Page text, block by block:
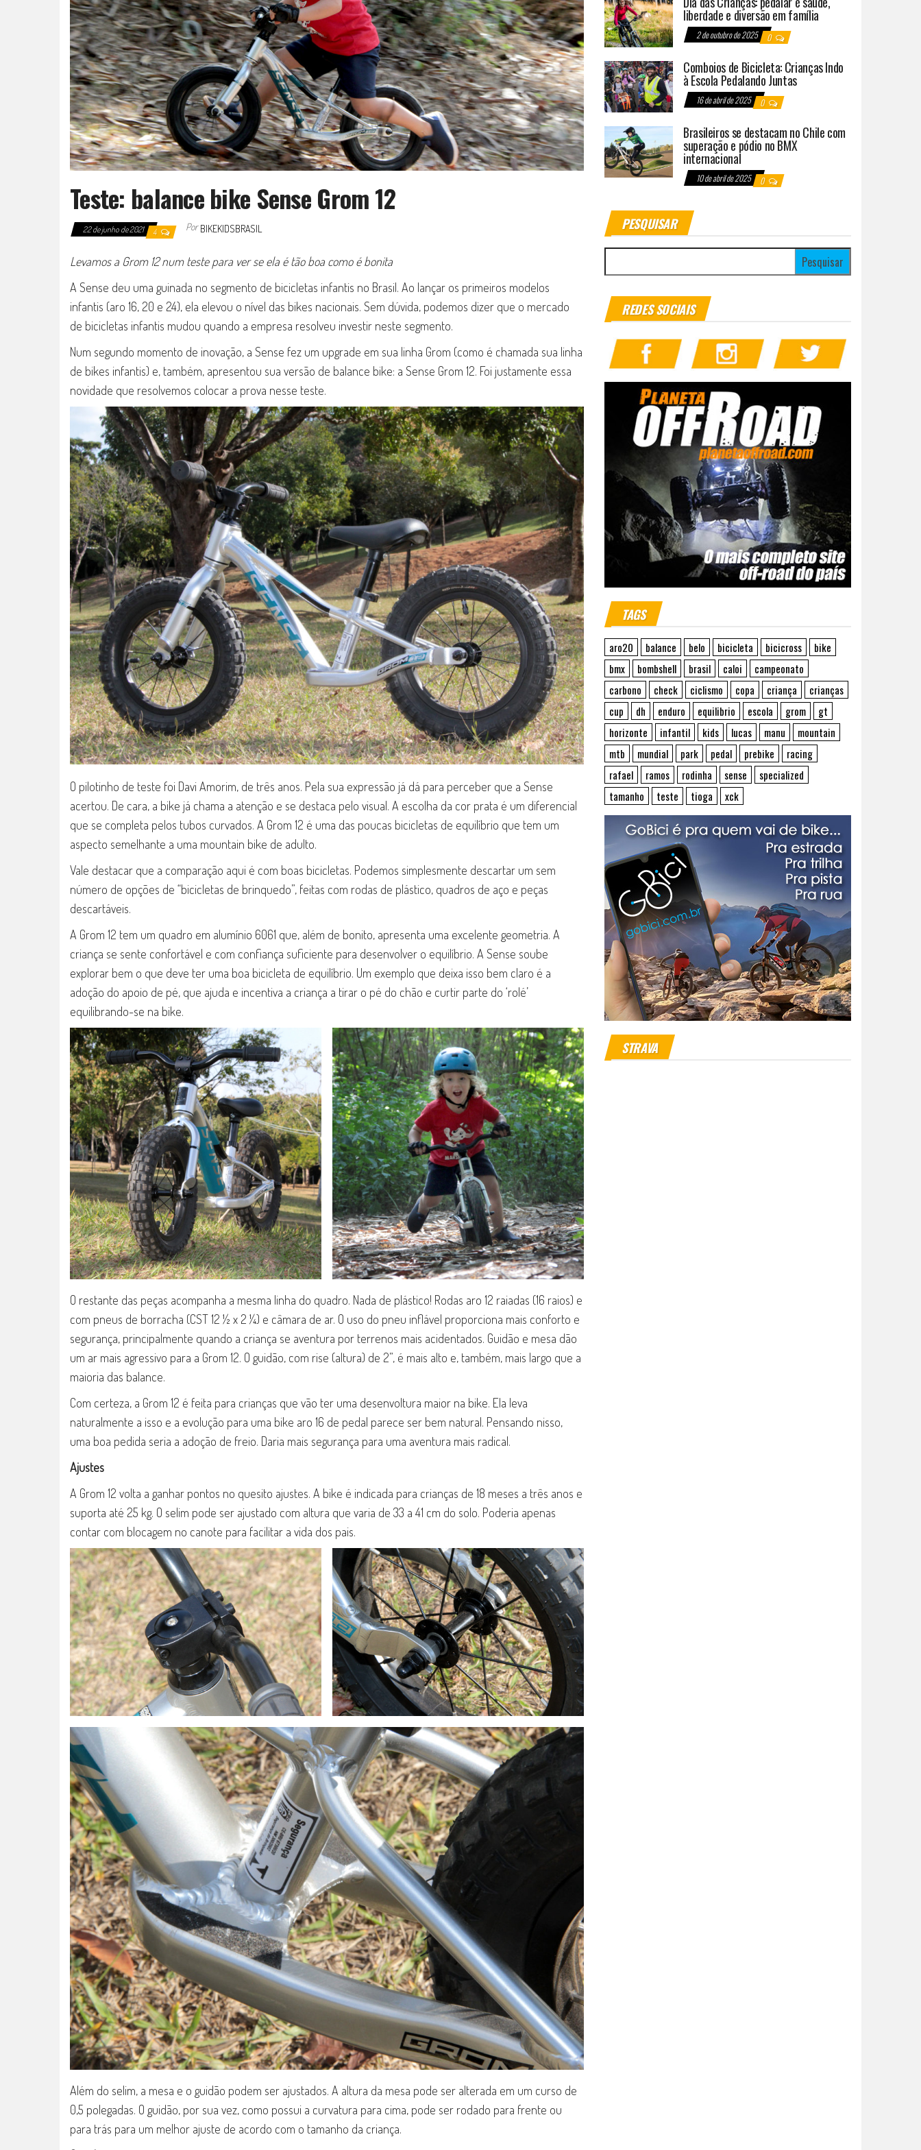
Teste: balance bike Sense Grom 12
22 de junho de 2021 4 Por BIKEKIDSBRASIL
Levamos a Grom 12 num teste para ver se ela é tão boa como é bonita
A Sense deu uma guinada no segmento de bicicletas infantis no Brasil. Ao lançar os primeiros modelos
infantis (aro 16, 20 e 24), ela elevou o nível das bikes nacionais. Sem dúvida, podemos dizer que o mercado
de bicicletas infantis mudou quando a empresa resolveu investir neste segmento.
Num segundo momento de inovação, a Sense fez um upgrade em sua linha Grom (como é chamada sua linha
de bikes infantis) e, também, apresentou sua versão de balance bike: a Sense Grom 12. Foi justamente essa
novidade que resolvemos colocar a prova nesse teste.
O pilotinho de teste foi Davi Amorim, de três anos. Pela sua expressão já dá para perceber que a Sense
acertou. De cara, a bike já chama a atenção e se destaca pelo visual. A escolha da cor prata é um diferencial
que se completa pelos tubos curvados. A Grom 12 é uma das poucas bicicletas de equilíbrio que tem um
aspecto semelhante a uma mountain bike de adulto.
Vale destacar que a comparação aqui é com boas bicicletas. Podemos simplesmente descartar um sem
número de opções de “bicicletas de brinquedo”, feitas com rodas de plástico, quadros de aço e peças
descartáveis.
A Grom 12 tem um quadro em alumínio 6061 que, além de bonito, apresenta uma excelente geometria. A
criança se sente confortável e com confiança suficiente para desenvolver o equilíbrio. A Sense soube
explorar bem o que deve ter uma boa bicicleta de equilíbrio. Um exemplo que deixa isso bem claro é a
adoção do apoio de pé, que ajuda e incentiva a criança a tirar o pé do chão e curtir parte do ‘rolé’
equilibrando-se na bike.
O restante das peças acompanha a mesma linha do quadro. Nada de plástico! Rodas aro 12 raiadas (16 raios) e
com pneus de borracha (CST 12 ½ x 2 ¼) e câmara de ar. O uso do pneu inflável proporciona mais conforto e
segurança, principalmente quando a criança se aventura por terrenos mais acidentados. Guidão e mesa dão
um ar mais agressivo para a Grom 12. O guidão, com rise (altura) de 2”, é mais alto e, também, mais largo que a
maioria das balance.
Com certeza, a Grom 12 é feita para crianças que vão ter uma desenvoltura maior na bike. Ela leva
naturalmente a isso e a evolução para uma bike aro 16 de pedal parece ser bem natural. Pensando nisso,
uma boa pedida seria a adoção de freio. Daria mais segurança para uma aventura mais radical.
Ajustes
A Grom 12 volta a ganhar pontos no quesito ajustes. A bike é indicada para crianças de 18 meses a três anos e
suporta até 25 kg. O selim pode ser ajustado com altura que varia de 33 a 41 cm do solo. Poderia apenas
contar com blocagem no canote para facilitar a vida dos pais.
Além do selim, a mesa e o guidão podem ser ajustados. A altura da mesa pode ser alterada em um curso de
0,5 polegadas. O guidão, por sua vez, como possui a curvatura para cima, pode ser rodado para frente ou
para trás para um melhor ajuste de acordo com o tamanho da criança.
liberdade e diversão em família
2 de outubro de 2025 0
Comboios de Bicicleta: Crianças Indo
à Escola Pedalando Juntas
16 de abril de 2025 0
Brasileiros se destacam no Chile com
superação e pódio no BMX
internacional
10 de abril de 2025 0
PESQUISAR
REDES SOCIAIS
TAGS
aro20 balance belo bicicleta bicicross
bike
bmx
bombshell brasil caloi
campeonato
carbono
check ciclismo copa criança
crianças
cup
dh enduro equilibrio escola grom
gt
horizonte
infantil kids lucas manu
mountain
mtb
mundial park pedal prebike
racing
rafael
ramos rodinha sense
specialized
tamanho
teste tioga xck
STRAVA